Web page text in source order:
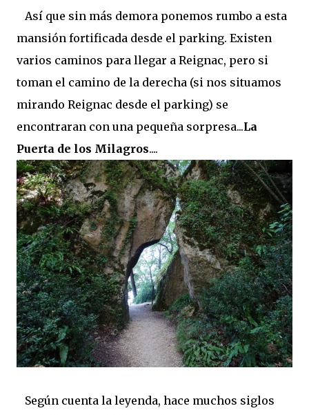
Así que sin más demora ponemos rumbo a esta
mansión fortificada desde el parking. Existen
varios caminos para llegar a Reignac, pero si
toman el camino de la derecha (si nos situamos
mirando Reignac desde el parking) se
encontraran con una pequeña sorpresa...La
Puerta de los Milagros....
Según cuenta la leyenda, hace muchos siglos